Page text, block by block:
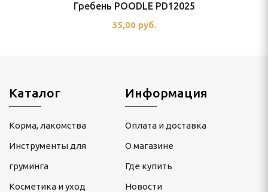
Гребень POODLE PD12025
35,00 руб.
Каталог
Корма, лакомства
Инструменты для
груминга
Косметика и уход
Информация
Оплата и доставка
О магазине
Где купить
Новости